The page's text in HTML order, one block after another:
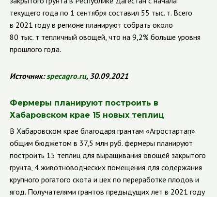
текущего года по 1 сентября составил 55 тыс. т. Всего
в 2021 году в регионе планируют собрать около
80 тыс. т тепличный овощей, что на 9,2% больше уровня
прошлого года.
Источник:specagro.ru, 30.09.2021
Фермеры планируют построить в
Хабаровском крае 15 новых теплиц
В Хабаровском крае благодаря грантам «Агростартап»
общим бюджетом в 37,5 млн руб. фермеры планируют
построить 15 теплиц для выращивания овощей закрытого
грунта, 4 животноводческих помещения для содержания
крупного рогатого скота и цех по переработке плодов и
ягод. Получателями грантов предыдущих лет в 2021 году